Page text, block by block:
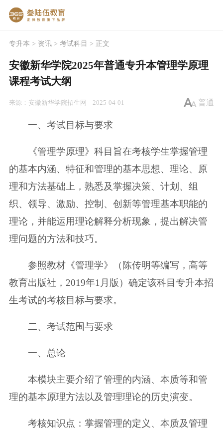
专升本 > 资讯> 考试科目 > 正文
安徽新华学院2025年普通专升本管理学原理
课程考试大纲
来源： 安徽新华学院招生网 2025-04-01 普通
一、考试目标与要求
《管理学原理》科目旨在考核学生掌握管理
的基本内涵、特征和管理的基本思想、理论、原
理和方法基础上，熟悉及掌握决策、计划、组
织、领导、激励、控制、创新等管理基本职能的
理论，并能运用理论解释分析现象，提出解决管
理问题的方法和技巧。
参照教材《管理学》（陈传明等编写，高等
教育出版社，2019年1月版）确定该科目专升本招
生考试的考核目标与要求。
二、考试范围与要求
一、总论
本模块主要介绍了管理的内涵、本质等和管
理的基本原理方法以及管理理论的历史演变。
考核知识点：掌握管理的定义、本质及管理